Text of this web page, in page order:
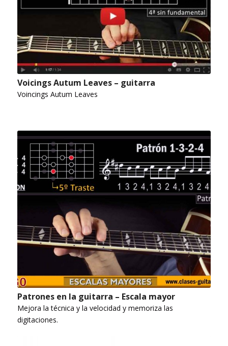
Voicings Autum Leaves – guitarra
Voincings Autum Leaves
Patrones en la guitarra – Escala mayor
Mejora la técnica y la velocidad y memoriza las
digitaciones.